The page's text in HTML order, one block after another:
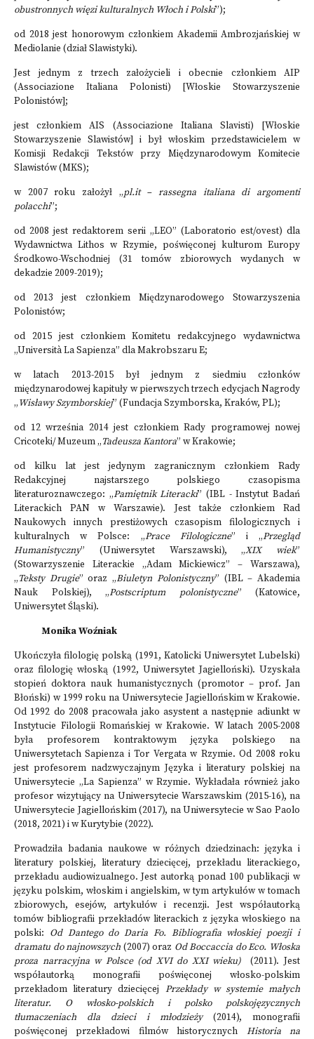
obustronnych więzi kulturalnych Włoch i Polski”);
od 2018 jest honorowym członkiem Akademii Ambrozjańskiej w
Mediolanie (dział Slawistyki).
Jest jednym z trzech założycieli i obecnie członkiem AIP
(Associazione Italiana Polonisti) [Włoskie Stowarzyszenie
Polonistów];
jest członkiem AIS (Associazione Italiana Slavisti) [Włoskie
Stowarzyszenie Slawistów] i był włoskim przedstawicielem w
Komisji Redakcji Tekstów przy Międzynarodowym Komitecie
Slawistów (MKS);
w 2007 roku założył „pl.it –rassegna italiana di argomenti
polacchi”;
od 2008 jest redaktorem serii „LEO” (Laboratorio est/ovest) dla
Wydawnictwa Lithos w Rzymie, poświęconej kulturom Europy
Środkowo-Wschodniej (31 tomów zbiorowych wydanych w
dekadzie 2009-2019);
od 2013 jest członkiem Międzynarodowego Stowarzyszenia
Polonistów;
od 2015 jest członkiem Komitetu redakcyjnego wydawnictwa
„Università La Sapienza” dla Makrobszaru E;
w latach 2013-2015 był jednym z siedmiu członków
międzynarodowej kapituły w pierwszych trzech edycjach Nagrody
„Wisławy Szymborskiej” (Fundacja Szymborska, Kraków, PL);
od 12 września 2014 jest członkiem Rady programowej nowej
Cricoteki/ Muzeum „Tadeusza Kantora” w Krakowie;
od kilku lat jest jedynym zagranicznym członkiem Rady
Redakcyjnej najstarszego polskiego czasopisma
literaturoznawczego: „Pamiętnik Literacki” (IBL - Instytut Badań
Literackich PAN w Warszawie). Jest także członkiem Rad
Naukowych innych prestiżowych czasopism filologicznych i
kulturalnych w Polsce: „Prace Filologiczne” i „Przegląd
Humanistyczny” (Uniwersytet Warszawski), „XIX wiek”
(Stowarzyszenie Literackie „Adam Mickiewicz” – Warszawa),
„Teksty Drugie” oraz „Biuletyn Polonistyczny” (IBL – Akademia
Nauk Polskiej), „Postscriptum polonistyczne” (Katowice,
Uniwersytet Śląski).
Monika Woźniak
Ukończyła filologię polską (1991, Katolicki Uniwersytet Lubelski)
oraz filologię włoską (1992, Uniwersytet Jagielloński). Uzyskała
stopień doktora nauk humanistycznych (promotor – prof. Jan
Błoński) w 1999 roku na Uniwersytecie Jagiellońskim w Krakowie.
Od 1992 do 2008 pracowała jako asystent a następnie adiunkt w
Instytucie Filologii Romańskiej w Krakowie. W latach 2005-2008
była profesorem kontraktowym języka polskiego na
Uniwersytetach Sapienza i Tor Vergata w Rzymie. Od 2008 roku
jest profesorem nadzwyczajnym Języka i literatury polskiej na
Uniwersytecie „La Sapienza” w Rzymie. Wykładała również jako
profesor wizytujący na Uniwersytecie Warszawskim (2015-16), na
Uniwersytecie Jagiellońskim (2017), na Uniwersytecie w Sao Paolo
(2018, 2021) i w Kurytybie (2022).
Prowadziła badania naukowe w różnych dziedzinach: języka i
literatury polskiej, literatury dziecięcej, przekładu literackiego,
przekładu audiowizualnego. Jest autorką ponad 100 publikacji w
języku polskim, włoskim i angielskim, w tym artykułów w tomach
zbiorowych, esejów, artykułów i recenzji. Jest współautorką
tomów bibliografii przekładów literackich z języka włoskiego na
polski: Od Dantego do Daria Fo. Bibliografia włoskiej poezji i
dramatu do najnowszych (2007) oraz Od Boccaccia do Eco. Włoska
proza ​​narracyjna w Polsce (od XVI do XXI wieku)(2011). Jest
współautorką monografii poświęconej włosko-polskim
przekładom literatury dziecięcej Przekłady w systemie małych
literatur. O włosko-polskich i polsko polskojęzycznych
tłumaczeniach dla dzieci i młodzieży(2014), monografii
poświęconej przekładowi filmów historycznych Historia na